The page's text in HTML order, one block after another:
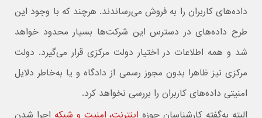
داده‌های کاربران را به فروش می‌رساندند. هرچند که با وجود این
طرح داده‌های در دسترس این شرکت‌ها بسیار محدود خواهد
شد و همه اطلاعات در اختیار دولت مرکزی قرار می‌گیرد. دولت
مرکزی نیز ظاهرا بدون مجوز رسمی از دادگاه و یا به‌خاطر دلایل
امنیتی داده‌های کاربران را بررسی نخواهد کرد.
البته به‌گفته کارشناسان حوزه اینترنت، امنیت و شبکه اجرا شدن